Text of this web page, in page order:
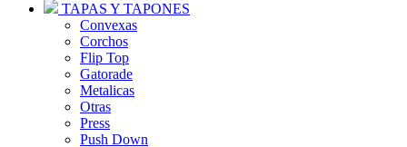
TAPAS Y TAPONES
Convexas
Corchos
Flip Top
Gatorade
Metalicas
Otras
Press
Push Down